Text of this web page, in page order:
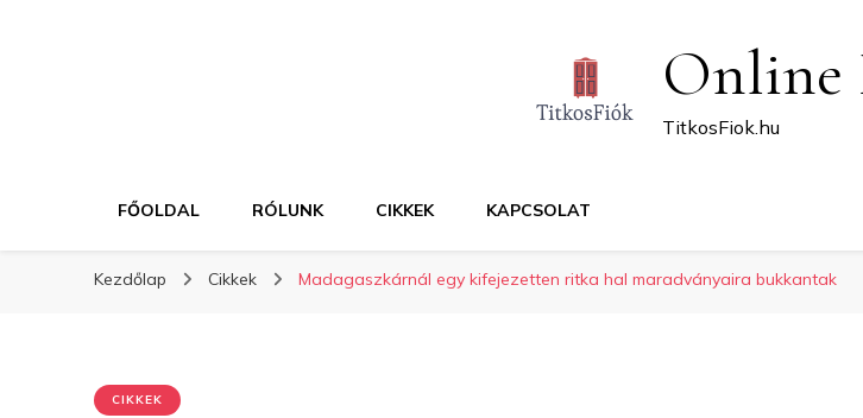
Online
TitkosFiok.hu
FŐOLDAL RÓLUNK CIKKEK KAPCSOLAT
Kezdőlap Cikkek Madagaszkárnál egy kifejezetten ritka hal maradványaira bukkantak
CIKKEK